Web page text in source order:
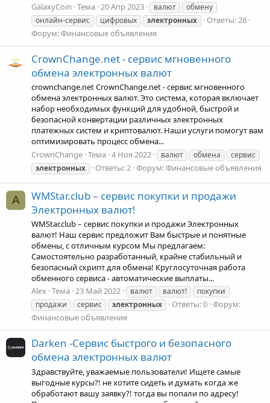
GalaxyCoin Тема 20 Апр 2023 валют
обмену
онлайн-сервис
цифровых электронных
Ответы: 26
Форум:Финансовые объявления
CrownChange.net - сервис мгновенного
обмена электронных валют
crownchange.net CrownChange.net - сервис мгновенного
обмена электронных валют. Это система, которая включает
набор необходимых функций для удобной, быстрой и
безопасной конвертации различных электронных
платежных систем и криптовалют. Наши услуги помогут вам
оптимизировать процесс обмена...
CrownChange Тема 4 Ноя 2022 валют обмена
сервис
электронных
Ответы: 2 Форум:Финансовые объявления
A
WMStar.club – сервис покупки и продажи
Электронных валют!
WMStar.club – сервис покупки и продажи Электронных
валют! Наш сервис предложит Вам быстрые и понятные
обмены, с отличным курсом Мы предлагаем:
Самостоятельно разработанный, крайне стабильный и
безопасный скрипт для обмена! Круглосуточная работа
обменного сервиса - автоматические выплаты...
Alex Тема 23 Май 2022 валют валют!
покупки
продажи
сервис электронных Ответы: 0 Форум:
Финансовые объявления
Darken -Сервис быстрого и безопасного
обмена электронных валют
Здравствуйте, уважаемые пользователи! Ищете самые
выгодные курсы?! не хотите сидеть и думать когда же
обработают вашу заявку?! тогда вы попали по адресу!